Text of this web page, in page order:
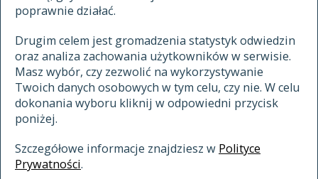
poprawnie działać.
Drugim celem jest gromadzenia statystyk odwiedzin
oraz analiza zachowania użytkowników w serwisie.
Masz wybór, czy zezwolić na wykorzystywanie
Twoich danych osobowych w tym celu, czy nie. W celu
dokonania wyboru kliknij w odpowiedni przycisk
poniżej.
Szczegółowe informacje znajdziesz w Polityce
Prywatności.
ostatnio zmodyfikowane hasła
materiały archiwalne
cytowanie
kontakt
zaczynające się od